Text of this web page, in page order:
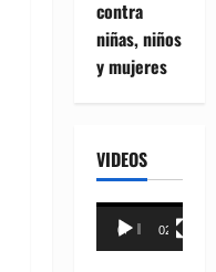
contra
niñas, niños
y mujeres
VIDEOS
Reproductor
00:00 02:18